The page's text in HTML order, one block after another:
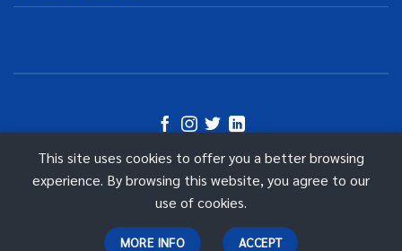
©
2026 Fastwork Technologies
This site uses cookies to offer you a better browsing
experience. By browsing this website, you agree to our
use of cookies.
MORE INFO ACCEPT